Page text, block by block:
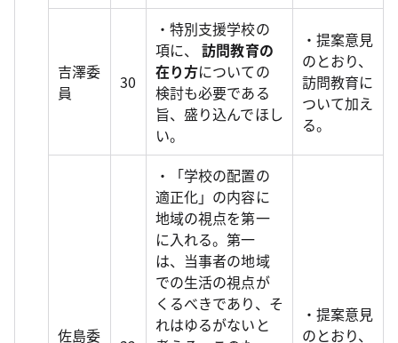
吉澤委
員
30
・特別支援学校の
項に、訪問教育の
在り方についての
検討も必要である
旨、盛り込んでほし
い。
・提案意見
のとおり、
訪問教育に
ついて加え
る。
佐島委
・「学校の配置の
適正化」の内容に
地域の視点を第一
に入れる。第一
は、当事者の地域
での生活の視点が
くるべきであり、そ
れはゆるがないと
・提案意見
のとおり、